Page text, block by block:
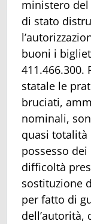
ministero
di stato
buoni i
statale le
bruciati,
nominali,
quasi totalità
possesso
difficoltà
sostituzione
per fatto di
dell’autorità,